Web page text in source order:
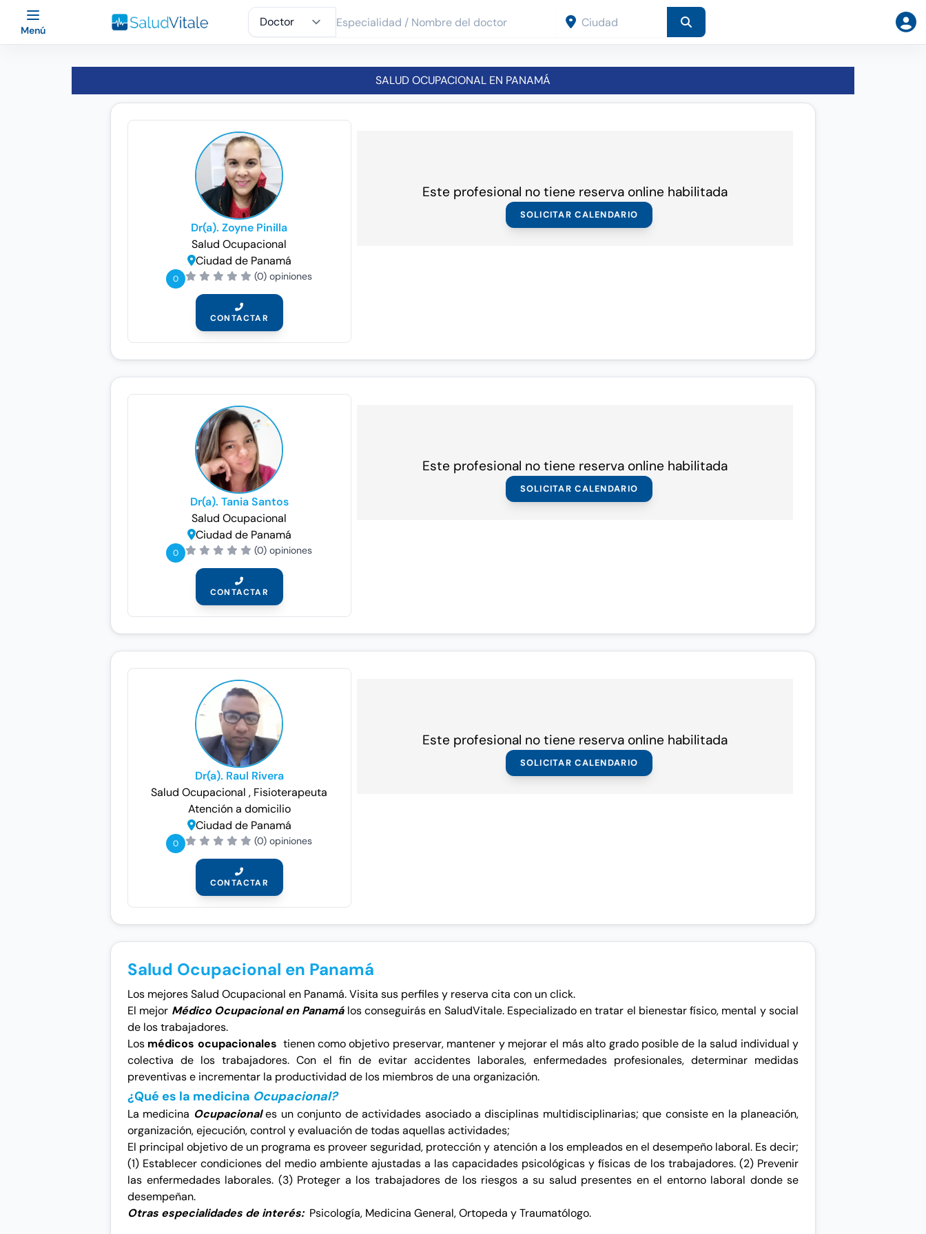
Menú
SALUD OCUPACIONAL EN PANAMÁ
Dr(a). Zoyne Pinilla
Salud Ocupacional
Ciudad de Panamá
0 (0) opiniones
CONTACTAR
Este profesional no tiene reserva online habilitada
SOLICITAR CALENDARIO
Dr(a). Tania Santos
Salud Ocupacional
Ciudad de Panamá
0 (0) opiniones
CONTACTAR
Este profesional no tiene reserva online habilitada
SOLICITAR CALENDARIO
Dr(a). Raul Rivera
Salud Ocupacional, Fisioterapeuta
Atención a domicilio
Ciudad de Panamá
0 (0) opiniones
CONTACTAR
Este profesional no tiene reserva online habilitada
SOLICITAR CALENDARIO
Salud Ocupacional en Panamá
Los mejores Salud Ocupacional en Panamá. Visita sus perfiles y reserva cita con un click.
El mejor Médico Ocupacional en Panamá los conseguirás en SaludVitale. Especializado en tratar el bienestar físico, mental y social
de los trabajadores.
Los médicos ocupacionales tienen como objetivo preservar, mantener y mejorar el más alto grado posible de la salud individual y
colectiva de los trabajadores. Con el fin de evitar accidentes laborales, enfermedades profesionales, determinar medidas
preventivas e incrementar la productividad de los miembros de una organización.
¿Qué es la medicina Ocupacional?
La medicina Ocupacionales un conjunto de actividades asociado a disciplinas multidisciplinarias; que consiste en la planeación,
organización, ejecución, control y evaluación de todas aquellas actividades;
El principal objetivo de un programa es proveer seguridad, protección y atención a los empleados en el desempeño laboral. Es decir;
(1) Establecer condiciones del medio ambiente ajustadas a las capacidades psicológicas y físicas de los trabajadores. (2) Prevenir
las enfermedades laborales. (3) Proteger a los trabajadores de los riesgos a su salud presentes en el entorno laboral donde se
desempeñan.
Otras especialidades de interés: Psicología, Medicina General,Ortopeda y Traumatólogo.